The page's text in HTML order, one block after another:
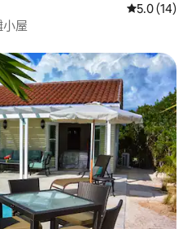
從 14 則評
5.0 (14)
小屋